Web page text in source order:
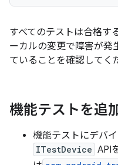
すべてのテストは合格す
ーカルの変更で障害が発
ていることを確認してく
機能テストを追
機能テストにデバ
ITestDevice API